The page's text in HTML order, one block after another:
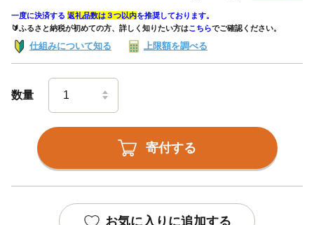
一度に決済する 返礼品数は３つ以内を推奨しております。
🔰ふるさと納税が初めての方、詳しく知りたい方はこちらでご確認ください。
仕組みについて知る 上限額を調べる
数量
寄付する
お気に入りに追加する